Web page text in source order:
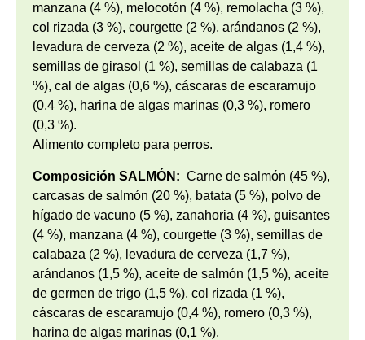
manzana (4 %), melocotón (4 %), remolacha (3 %),
col rizada (3 %), courgette (2 %), arándanos (2 %),
levadura de cerveza (2 %), aceite de algas (1,4 %),
semillas de girasol (1 %), semillas de calabaza (1
%), cal de algas (0,6 %), cáscaras de escaramujo
(0,4 %), harina de algas marinas (0,3 %), romero
(0,3 %).
Alimento completo para perros.
Composición SALMÓN: Carne de salmón (45 %),
carcasas de salmón (20 %), batata (5 %), polvo de
hígado de vacuno (5 %), zanahoria (4 %), guisantes
(4 %), manzana (4 %), courgette (3 %), semillas de
calabaza (2 %), levadura de cerveza (1,7 %),
arándanos (1,5 %), aceite de salmón (1,5 %), aceite
de germen de trigo (1,5 %), col rizada (1 %),
cáscaras de escaramujo (0,4 %), romero (0,3 %),
harina de algas marinas (0,1 %).